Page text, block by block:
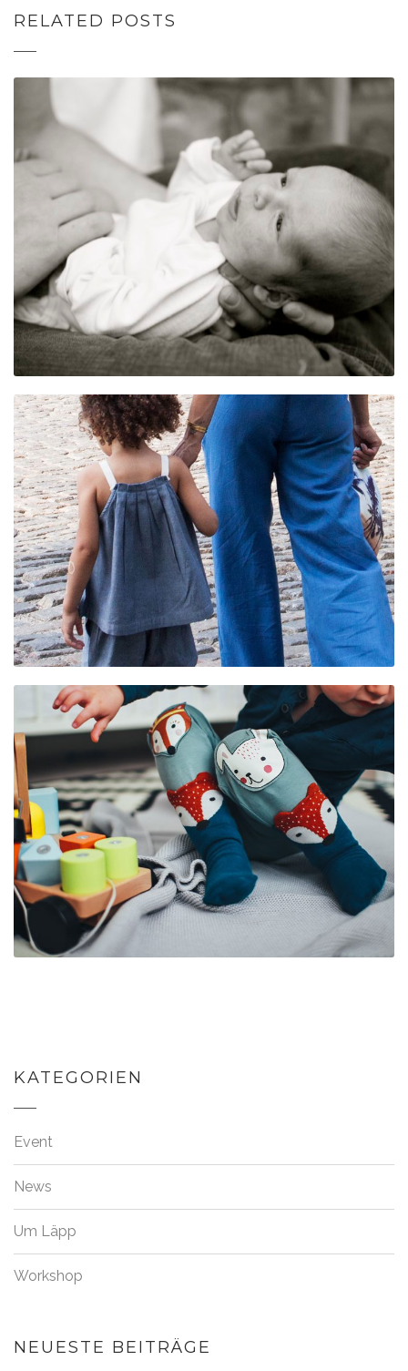
RELATED POSTS
MUTTER-BABY-
GRUPPE
AKTUELLE
ANGEBOTE “UM
LÄPP”
DIE SPIELGRUPPE
KATEGORIEN
Event
News
Um Läpp
Workshop
NEUESTE BEITRÄGE